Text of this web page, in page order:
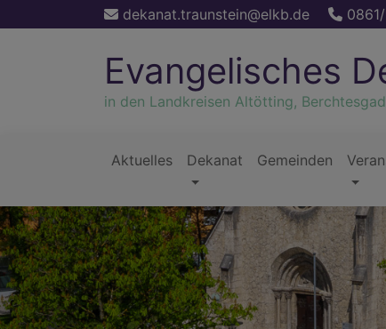
zum
dekanat.traunstein@elkb.de
Evangelisches
in den Landkreisen Altötting,
Hauptnavigation
Aktuelles Dekanat Gemeinden